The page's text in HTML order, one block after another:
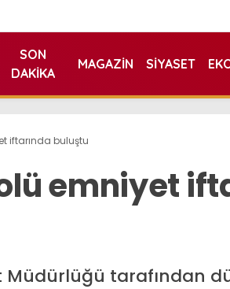
SON
DAKIKA
MAGAZIN SIYASET
iftarında buluştu
emniyet
tarafından